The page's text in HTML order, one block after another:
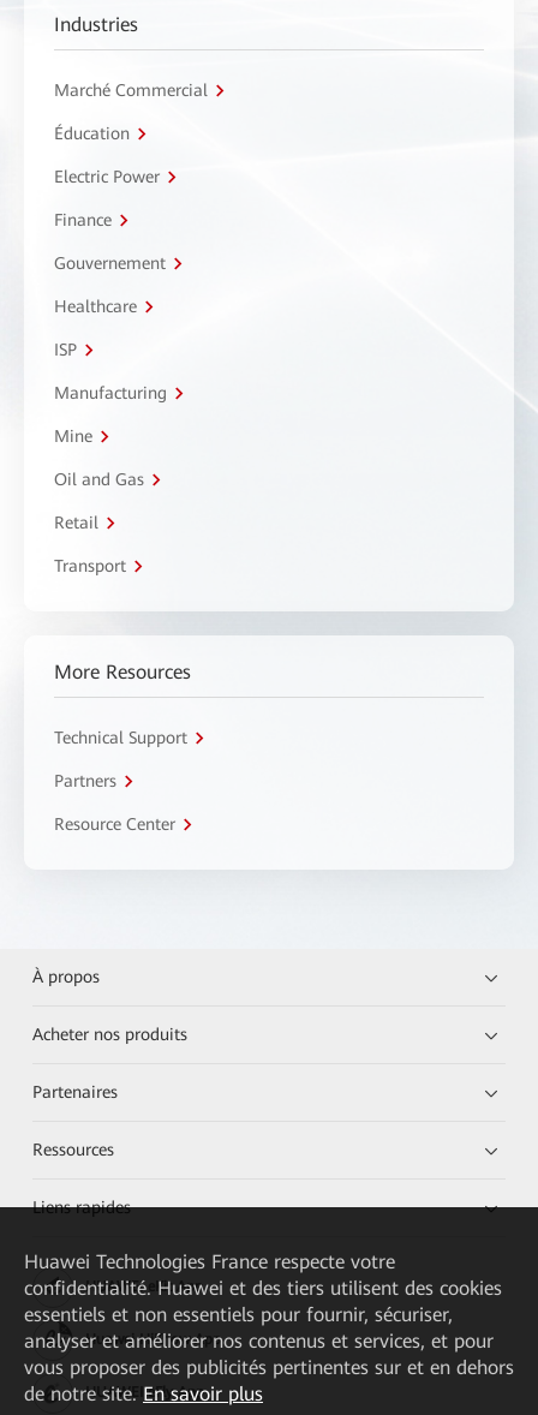
Industries
Marché Commercial
Éducation
Electric Power
Finance
Gouvernement
Healthcare
ISP
Manufacturing
Mine
Oil and Gas
Retail
Transport
More Resources
Technical Support
Partners
Resource Center
À propos
Acheter nos produits
Partenaires
Ressources
Liens rapides
HUAWEI eKit App
Huawei HiKnow App
HUAWEI eFly App
Huawei Technologies France respecte votre
confidentialité. Huawei et des tiers utilisent des cookies
essentiels et non essentiels pour fournir, sécuriser,
analyser et améliorer nos contenus et services, et pour
vous proposer des publicités pertinentes sur et en dehors
de notre site. En savoir plus